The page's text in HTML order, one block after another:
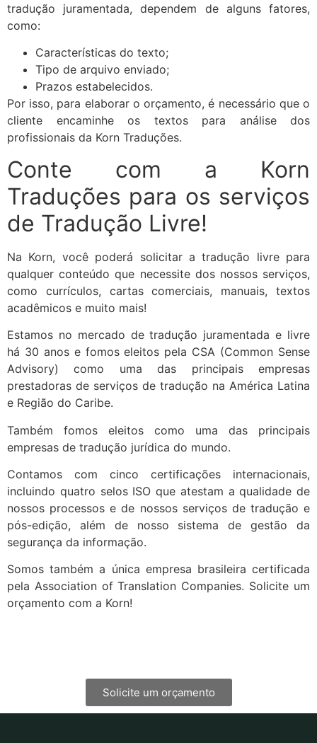
tradução juramentada, dependem de alguns fatores,
como:
Características do texto;
Tipo de arquivo enviado;
Prazos estabelecidos.
Por isso, para elaborar o orçamento, é necessário que o
cliente encaminhe os textos para análise dos
profissionais da Korn Traduções.
Conte com a Korn
Traduções para os serviços
de Tradução Livre!
Na Korn, você poderá solicitar a tradução livre para
qualquer conteúdo que necessite dos nossos serviços,
como currículos, cartas comerciais, manuais, textos
acadêmicos e muito mais!
Estamos no mercado de tradução juramentada e livre
há 30 anos e fomos eleitos pela CSA (Common Sense
Advisory) como uma das principais empresas
prestadoras de serviços de tradução na América Latina
e Região do Caribe.
Também fomos eleitos como uma das principais
empresas de tradução jurídica do mundo.
Contamos com cinco certificações internacionais,
incluindo quatro selos ISO que atestam a qualidade de
nossos processos e de nossos serviços de tradução e
pós-edição, além de nosso sistema de gestão da
segurança da informação.
Somos também a única empresa brasileira certificada
pela Association of Translation Companies. Solicite um
orçamento com a Korn!
Solicite um orçamento